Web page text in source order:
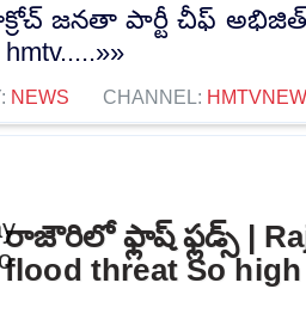
జనతా పార్టీ చీఫ్ అభిజిత్
NEWS CHANNEL:
రాజౌరిలో ఫ్లాష్ ఫ్లడ్స్ |
flood threat So